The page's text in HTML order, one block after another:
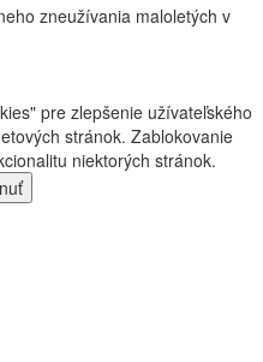
zneužívania maloletých v
pre zlepšenie užívateľského
stránok. Zablokovanie
niektorých stránok.